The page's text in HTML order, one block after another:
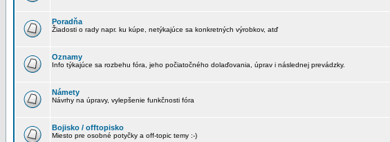
Poradňa
Žiadosti o rady napr. ku kúpe, netýkajúce sa konkretných výrobkov, atď
Oznamy
Info týkajúce sa rozbehu fóra, jeho počiatočného dolaďovania, úprav i následnej prevádzky.
Námety
Návrhy na úpravy, vylepšenie funkčnosti fóra
Bojisko / offtopisko
Miesto pre osobné potyčky a off-topic temy :-)